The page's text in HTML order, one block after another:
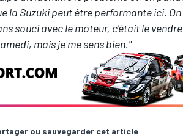
la Suzuki peut être performante ici.
souci avec le moteur, c'était le
mais je me sens bien."
ou sauvegarder cet article